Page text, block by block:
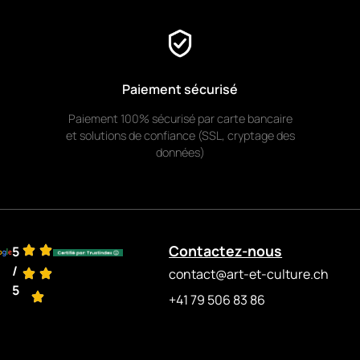
Paiement sécurisé
Paiement 100% sécurisé par carte bancaire
et solutions de confiance (SSL, cryptage des
données)
5
/
5
Contactez-nous
contact@art-et-culture.ch
+41 79 506 83 86